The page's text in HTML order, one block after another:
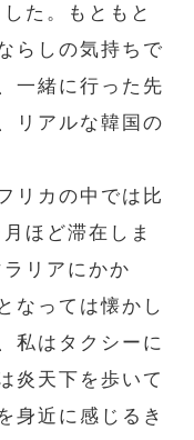
た。もともと
らしの気持ちで
一緒に行った先
リアルな韓国の
リカの中では比
ほど滞在しま
リアにかか
なっては懐かし
私はタクシーに
炎天下を歩いて
身近に感じるき